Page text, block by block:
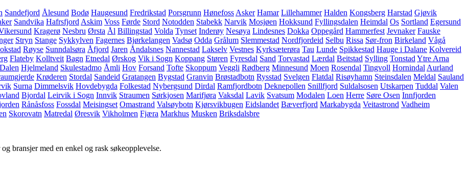
Sandefjord Ålesund Bodø Haugesund Fredrikstad Porsgrunn Hønefoss Asker Hamar Lillehammer Halden Kongsberg Harstad Gjøvik
Sandvika Hafrsfjord Askim Voss Førde Stord Notodden Stabekk Narvik Mosjøen Hokksund Fyllingsdalen Heimdal Os Sortland Egersund
Kragerø Nesbru Ørsta Ål Billingstad Volda Tynset Inderøy Nesøya Lindesnes Dokka Oppegård Hammerfest Jevnaker Fauske
Stryn Stange Sykkylven Fagernes Bjørkelangen Vadsø Odda Grålum Slemmestad Nordfjordeid Selbu Rissa Sør-fron Birkeland Vågå
Røyse Sunndalsøra Åfjord Jaren Åndalsnes Nannestad Lakselv Vestnes Kyrksæterøra Tau Lunde Spikkestad Hauge i Dalane Kolvereid
Flateby Kolltveit Bagn Etnedal Ørskog Vik i Sogn Koppang Støren Fyresdal Sand Torvastad Lærdal Beitstad Sylling Tonstad Ytre Arna
Dalen Hjelmeland Skulestadmo Åmli Hov Forsand Tofte Skoppum Veggli Rødberg Minnesund Moen Rosendal Tingvoll Hornindal Aurland
Krøderen Stordal Sandeid Gratangen Bygstad Granvin Brøstadbotn Rysstad Svelgen Flatdal Risøyhamn Steinsdalen Meldal Sauland
Surna Dimmelsvik Hovdebygda Folkestad Nybergsund Dirdal Ramfjordbotn Deknepollen Snillfjord Suldalsosen Utskarpen Tuddal Valen
Bjordal Leirvik i Sogn Innvik Straumen Sørkjosen Marifjøra Vaksdal Lavik Svatsum Modalen Loen Herre Søre Osen Innfjorden
Rånåsfoss Fossdal Meisingset Omastrand Valsøybotn Kjørsvikbugen Eidslandet Bæverfjord Markabygda Veitastrond Vadheim
Skorovatn Matredal Øresvik Vikholmen Fjæra Markhus Musken Briksdalsbre
bransjer med en enkel og rask søkeopplevelse.